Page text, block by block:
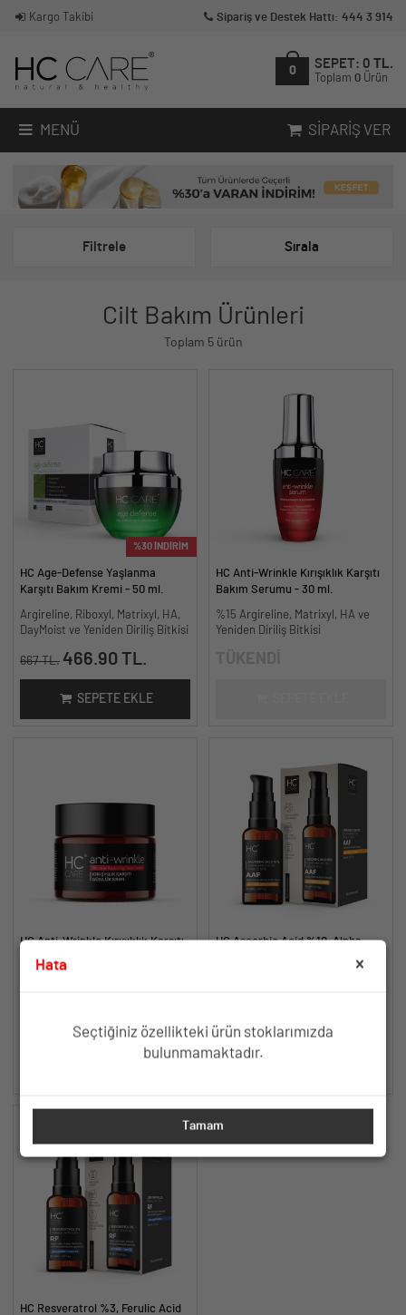
Kargo Takibi Sipariş ve Destek Hattı: 444 3 914
0
SEPET: 0 TL.
Toplam 0 Ürün
MENÜ SIPARIŞ VER
Filtrele Sırala
Cilt Bakım Ürünleri
Toplam 5 ürün
%30 İNDİRİM
HC Age-Defense Yaşlanma
Karşıtı Bakım Kremi - 50 ml.
Argireline, Riboxyl, Matrixyl, HA,
DayMoist ve Yeniden Diriliş Bitkisi
667 TL. 466.90 TL.
SEPETE EKLE
HC Anti-Wrinkle Kırışıklık Karşıtı
Bakım Serumu - 30 ml.
%15 Argireline, Matrixyl, HA ve
Yeniden Diriliş Bitkisi
HC Anti-Wrinkle Kırışıklık Karşıtı
Bakım Kremi - 50 ml.
TÜKENDİ
HC Ascorbic Acid %10, Alpha
Arbutin %2, Ferulic Acid Serum,
TÜKENDİ
HC Resveratrol %3, Ferulic Acid
Hata
Seçtiğiniz özellikteki ürün stoklarımızda
bulunmamaktadır.
Tamam